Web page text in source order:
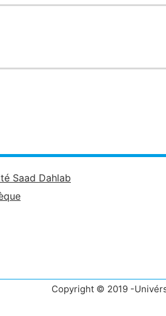
Saad Dahlab
Copyright © 2019 -